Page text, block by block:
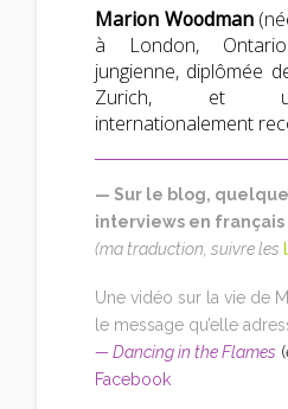
Marion Woodman
à London,
jungienne, diplômée
Zurich, et
internationalement
— Sur le blog,
interviews en français
(ma traduction, suivre les
Une vidéo sur la vie de
le message qu’elle
— Dancing in the Flames (
Facebook